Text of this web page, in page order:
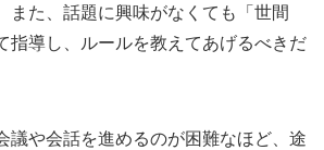
また、話題に興味がなくても「世間
指導し、ルールを教えてあげるべきだ
や会話を進めるのが困難なほど、途